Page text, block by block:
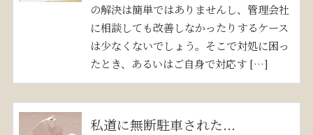
の解決は簡単ではありませんし、管理会社
に相談しても改善しなかったりするケース
は少なくないでしょう。そこで対処に困っ
たとき、あるいはご自身で対応す […]
私道に無断駐車された...